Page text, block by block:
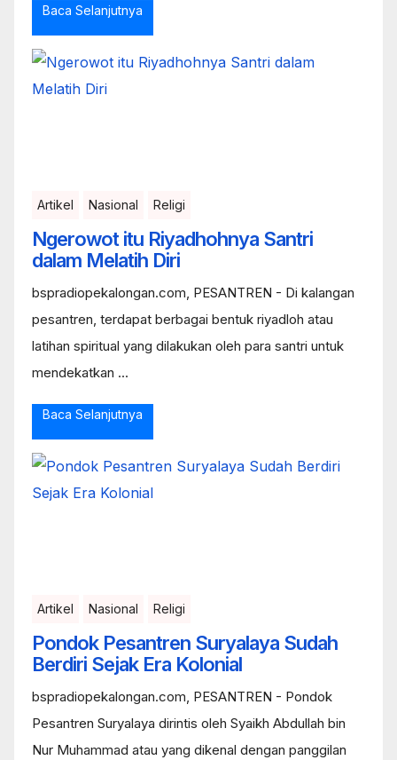
Baca Selanjutnya
Artikel Nasional Religi
Ngerowot itu Riyadhohnya Santri
dalam Melatih Diri
bspradiopekalongan.com, PESANTREN - Di kalangan
pesantren, terdapat berbagai bentuk riyadloh atau
latihan spiritual yang dilakukan oleh para santri untuk
mendekatkan ...
Baca Selanjutnya
Artikel Nasional Religi
Pondok Pesantren Suryalaya Sudah
Berdiri Sejak Era Kolonial
bspradiopekalongan.com, PESANTREN - Pondok
Pesantren Suryalaya dirintis oleh Syaikh Abdullah bin
Nur Muhammad atau yang dikenal dengan panggilan